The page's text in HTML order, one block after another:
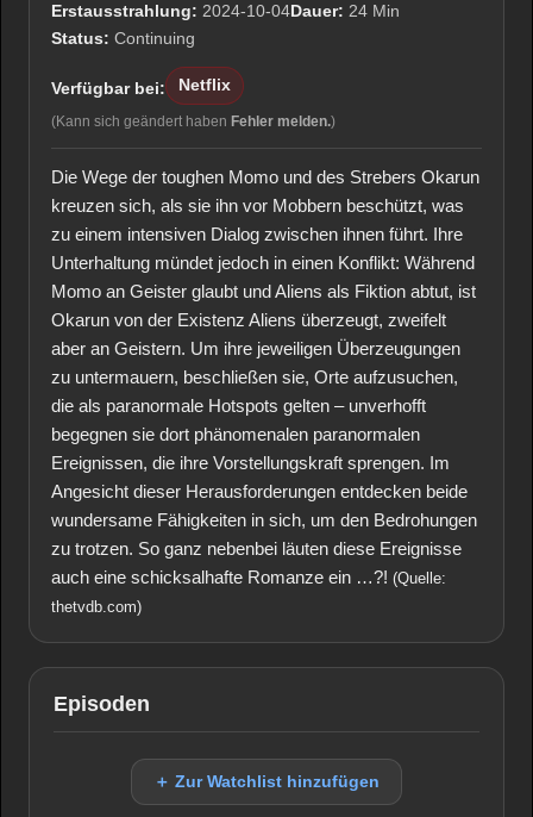
Erstausstrahlung: 2024-10-04Dauer: 24 Min
Status: Continuing
Verfügbar bei: Netflix
(Kann sich geändert haben Fehler melden.)
Die Wege der toughen Momo und des Strebers Okarun
kreuzen sich, als sie ihn vor Mobbern beschützt, was
zu einem intensiven Dialog zwischen ihnen führt. Ihre
Unterhaltung mündet jedoch in einen Konflikt: Während
Momo an Geister glaubt und Aliens als Fiktion abtut, ist
Okarun von der Existenz Aliens überzeugt, zweifelt
aber an Geistern. Um ihre jeweiligen Überzeugungen
zu untermauern, beschließen sie, Orte aufzusuchen,
die als paranormale Hotspots gelten – unverhofft
begegnen sie dort phänomenalen paranormalen
Ereignissen, die ihre Vorstellungskraft sprengen. Im
Angesicht dieser Herausforderungen entdecken beide
wundersame Fähigkeiten in sich, um den Bedrohungen
zu trotzen. So ganz nebenbei läuten diese Ereignisse
auch eine schicksalhafte Romanze ein …?! (Quelle:
thetvdb.com)
Episoden
＋ Zur Watchlist hinzufügen